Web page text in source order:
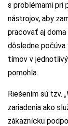
s problémami pri
nástrojov, aby
pracovať aj
dôsledne
tímov v
pomohla.
Riešením sú tzv.
zariadenia ako
zákaznícku